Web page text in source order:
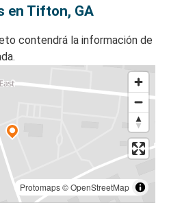
en Tifton, GA
contendrá la información de
Protomaps©OpenStreetMap